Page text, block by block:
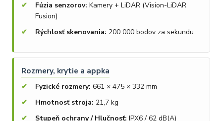
Fúzia senzorov: Kamery + LiDAR (Vision-LiDAR
Fusion)
Rýchlosť skenovania: 200 000 bodov za sekundu
Rozmery, krytie a appka
Fyzické rozmery: 661 × 475 × 332 mm
Hmotnosť stroja: 21,7 kg
Stupeň ochrany / Hlučnosť: IPX6 / 62 dB(A)